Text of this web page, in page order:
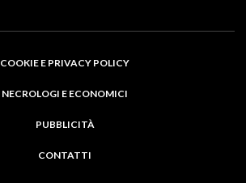
COOKIE E PRIVACY POLICY
NECROLOGI E ECONOMICI
PUBBLICITÀ
CONTATTI